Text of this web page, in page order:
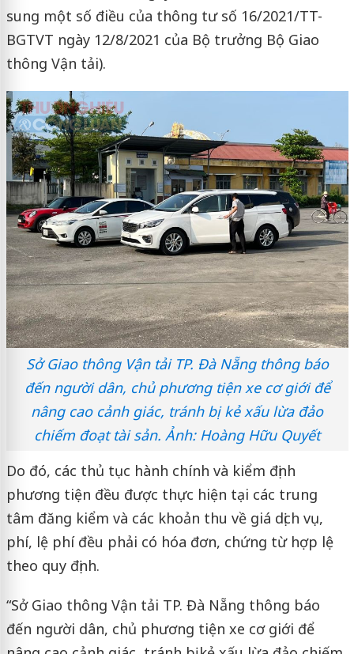
sung một số điều của thông tư số 16/2021/TT-
BGTVT ngày 12/8/2021 của Bộ trưởng Bộ Giao
thông Vận tải).
Sở Giao thông Vận tải TP. Đà Nẵng thông báo
đến người dân, chủ phương tiện xe cơ giới để
nâng cao cảnh giác, tránh bị kẻ xấu lừa đảo
chiếm đoạt tài sản. Ảnh: Hoàng Hữu Quyết
Do đó, các thủ tục hành chính và kiểm định
phương tiện đều được thực hiện tại các trung
tâm đăng kiểm và các khoản thu về giá dịch vụ,
phí, lệ phí đều phải có hóa đơn, chứng từ hợp lệ
theo quy định.
“Sở Giao thông Vận tải TP. Đà Nẵng thông báo
đến người dân, chủ phương tiện xe cơ giới để